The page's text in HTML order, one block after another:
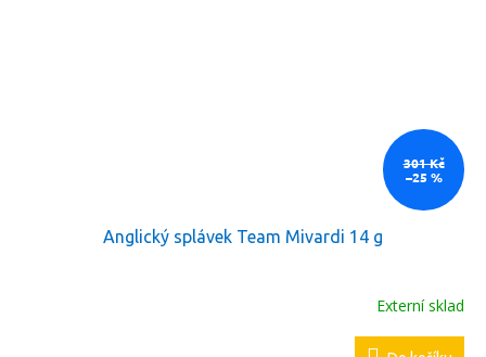
301 Kč
–25 %
Anglický splávek Team Mivardi 14 g
Externí sklad